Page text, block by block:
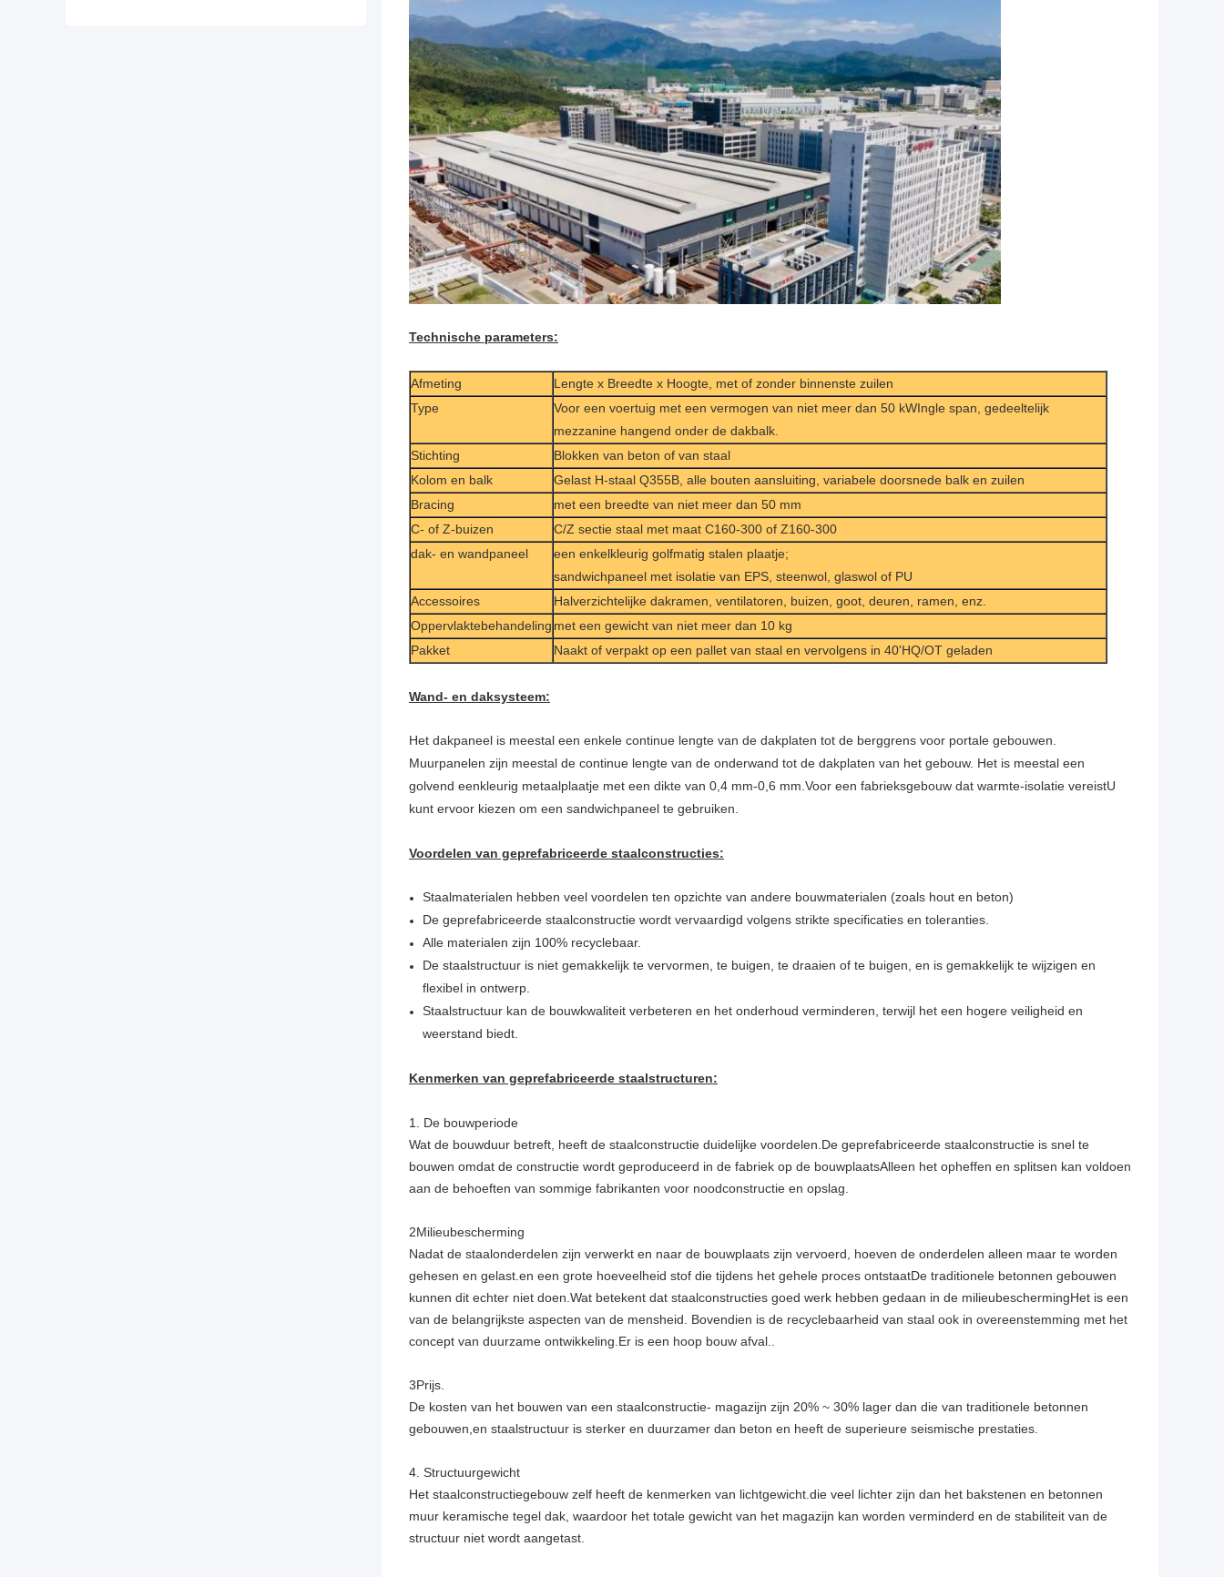
Technische parameters:
Afmeting
Lengte x Breedte x Hoogte, met of zonder binnenste zuilen
Type
Voor een voertuig met een vermogen van niet meer dan 50 kWIngle span, gedeeltelijk
mezzanine hangend onder de dakbalk.
Stichting
Blokken van beton of van staal
Kolom en balk
Gelast H-staal Q355B, alle bouten aansluiting, variabele doorsnede balk en zuilen
Bracing
met een breedte van niet meer dan 50 mm
C- of Z-buizen
C/Z sectie staal met maat C160-300 of Z160-300
dak- en wandpaneel
een enkelkleurig golfmatig stalen plaatje;
sandwichpaneel met isolatie van EPS, steenwol, glaswol of PU
Accessoires
Halverzichtelijke dakramen, ventilatoren, buizen, goot, deuren, ramen, enz.
Oppervlaktebehandeling met een gewicht van niet meer dan 10 kg
Pakket
Naakt of verpakt op een pallet van staal en vervolgens in 40'HQ/OT geladen
Wand- en daksysteem:
Het dakpaneel is meestal een enkele continue lengte van de dakplaten tot de berggrens voor portale gebouwen.
Muurpanelen zijn meestal de continue lengte van de onderwand tot de dakplaten van het gebouw. Het is meestal een
golvend eenkleurig metaalplaatje met een dikte van 0,4 mm-0,6 mm.Voor een fabrieksgebouw dat warmte-isolatie vereistU
kunt ervoor kiezen om een sandwichpaneel te gebruiken.
Voordelen van geprefabriceerde staalconstructies:
Staalmaterialen hebben veel voordelen ten opzichte van andere bouwmaterialen (zoals hout en beton)
De geprefabriceerde staalconstructie wordt vervaardigd volgens strikte specificaties en toleranties.
Alle materialen zijn 100% recyclebaar.
De staalstructuur is niet gemakkelijk te vervormen, te buigen, te draaien of te buigen, en is gemakkelijk te wijzigen en
flexibel in ontwerp.
Staalstructuur kan de bouwkwaliteit verbeteren en het onderhoud verminderen, terwijl het een hogere veiligheid en
weerstand biedt.
Kenmerken van geprefabriceerde staalstructuren:
1. De bouwperiode
Wat de bouwduur betreft, heeft de staalconstructie duidelijke voordelen.De geprefabriceerde staalconstructie is snel te
bouwen omdat de constructie wordt geproduceerd in de fabriek op de bouwplaatsAlleen het opheffen en splitsen kan voldoen
aan de behoeften van sommige fabrikanten voor noodconstructie en opslag.
2Milieubescherming
Nadat de staalonderdelen zijn verwerkt en naar de bouwplaats zijn vervoerd, hoeven de onderdelen alleen maar te worden
gehesen en gelast.en een grote hoeveelheid stof die tijdens het gehele proces ontstaatDe traditionele betonnen gebouwen
kunnen dit echter niet doen.Wat betekent dat staalconstructies goed werk hebben gedaan in de milieubeschermingHet is een
van de belangrijkste aspecten van de mensheid. Bovendien is de recyclebaarheid van staal ook in overeenstemming met het
concept van duurzame ontwikkeling.Er is een hoop bouw afval..
3Prijs.
De kosten van het bouwen van een staalconstructie- magazijn zijn 20% ~ 30% lager dan die van traditionele betonnen
gebouwen,en staalstructuur is sterker en duurzamer dan beton en heeft de superieure seismische prestaties.
4. Structuurgewicht
Het staalconstructiegebouw zelf heeft de kenmerken van lichtgewicht.die veel lichter zijn dan het bakstenen en betonnen
muur keramische tegel dak, waardoor het totale gewicht van het magazijn kan worden verminderd en de stabiliteit van de
structuur niet wordt aangetast.